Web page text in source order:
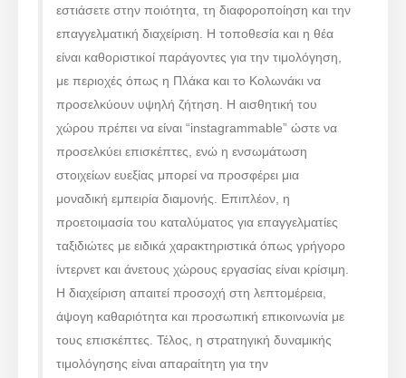
εστιάσετε στην ποιότητα, τη διαφοροποίηση και την
επαγγελματική διαχείριση. Η τοποθεσία και η θέα
είναι καθοριστικοί παράγοντες για την τιμολόγηση,
με περιοχές όπως η Πλάκα και το Κολωνάκι να
προσελκύουν υψηλή ζήτηση. Η αισθητική του
χώρου πρέπει να είναι “instagrammable” ώστε να
προσελκύει επισκέπτες, ενώ η ενσωμάτωση
στοιχείων ευεξίας μπορεί να προσφέρει μια
μοναδική εμπειρία διαμονής. Επιπλέον, η
προετοιμασία του καταλύματος για επαγγελματίες
ταξιδιώτες με ειδικά χαρακτηριστικά όπως γρήγορο
ίντερνετ και άνετους χώρους εργασίας είναι κρίσιμη.
Η διαχείριση απαιτεί προσοχή στη λεπτομέρεια,
άψογη καθαριότητα και προσωπική επικοινωνία με
τους επισκέπτες. Τέλος, η στρατηγική δυναμικής
τιμολόγησης είναι απαραίτητη για την